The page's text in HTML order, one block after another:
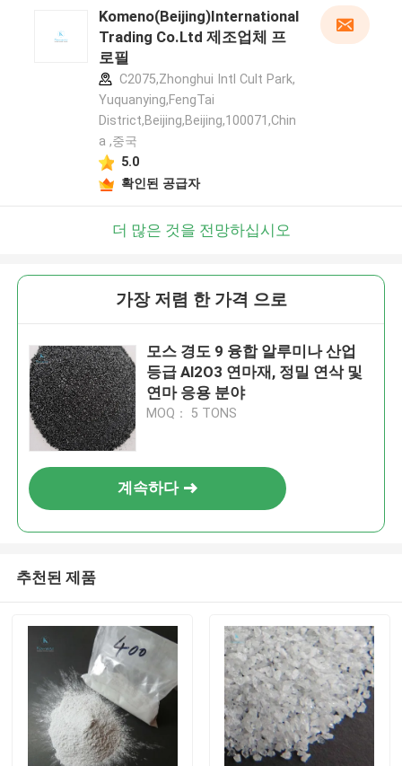
Komeno(Beijing)International
Trading Co.Ltd 제조업체 프
로필
C2075,Zhonghui Intl Cult Park,
Yuquanying,FengTai
District,Beijing,Beijing,100071,Chin
a ,중국
5.0
확인된 공급자
더 많은 것을 전망하십시오
가장 저렴 한 가격 으로
모스 경도 9 융합 알루미나 산업
등급 Al2O3 연마재, 정밀 연삭 및
연마 응용 분야
MOQ： 5 TONS
계속하다
추천된 제품